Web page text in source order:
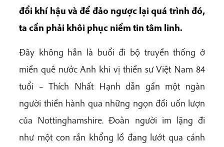
đổi khí hậu và để đảo ngược lại quá trình đó,
ta cần phải khôi phục niềm tin tâm linh.
Đây không hẳn là buổi đi bộ truyền thống ở
miền quê nước Anh khi vị thiền sư Việt Nam 84
tuổi – Thích Nhất Hạnh dẫn gần một ngàn
người thiền hành qua những ngọn đồi uốn lượn
của Nottinghamshire. Đoàn người im lặng đi
như một con rắn khổng lồ đang lướt qua cánh